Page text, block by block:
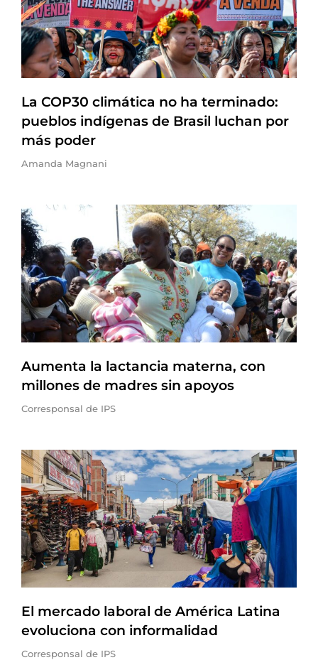
La COP30 climática no ha terminado:
pueblos indígenas de Brasil luchan por
más poder
Amanda Magnani
Aumenta la lactancia materna, con
millones de madres sin apoyos
Corresponsal de IPS
El mercado laboral de América Latina
evoluciona con informalidad
Corresponsal de IPS